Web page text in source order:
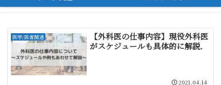
医学/医者関連
【外科医の仕事内容】現役外科医
がスケジュールも具体的に解説．
2021.04.14